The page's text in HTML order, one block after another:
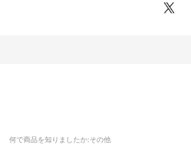
何で商品を知りましたか:その他